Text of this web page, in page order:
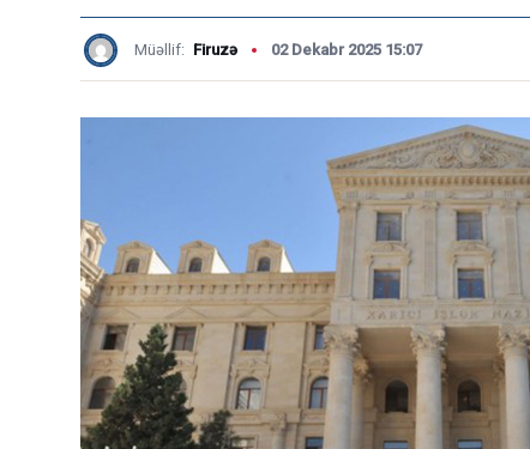
Müəllif: Firuzə 02 Dekabr 2025 15:07